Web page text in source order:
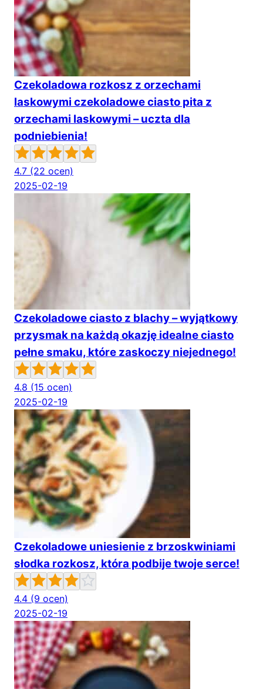
Czekoladowa rozkosz z orzechami
laskowymi czekoladowe ciasto pita z
orzechami laskowymi – uczta dla
podniebienia!
4.7 (22 ocen)
2025-02-19
Czekoladowe ciasto z blachy – wyjątkowy
przysmak na każdą okazję idealne ciasto
pełne smaku, które zaskoczy niejednego!
4.8 (15 ocen)
2025-02-19
Czekoladowe uniesienie z brzoskwiniami
słodka rozkosz, która podbije twoje serce!
4.4 (9 ocen)
2025-02-19